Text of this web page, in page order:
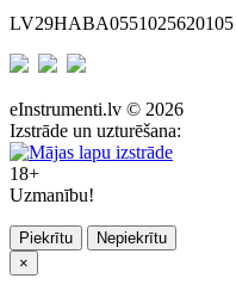
LV29HABA0551025620105
eInstrumenti.lv © 2026
Izstrāde un uzturēšana:
18+
Uzmanību!
Piekrītu
Nepiekrītu
×